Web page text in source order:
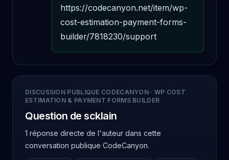
https://codecanyon.net/item/wp-
cost-estimation-payment-forms-
builder/7818230/support
DISCUSSION PUBLIQUE CODECANYON · WP COST
ESTIMATION & PAYMENT FORMS BUILDER
Question de scklain
1 réponse directe de l'auteur dans cette
conversation publique CodeCanyon.